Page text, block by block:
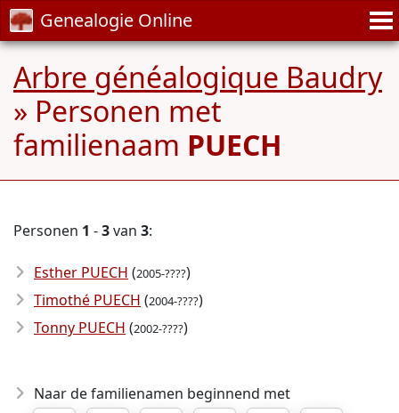
Genealogie Online
Arbre généalogique Baudry
» Personen met
familienaam PUECH
Personen 1 -3van 3:
Esther PUECH (2005-????)
Timothé PUECH (2004-????)
Tonny PUECH (2002-????)
Naar de familienamen beginnend met